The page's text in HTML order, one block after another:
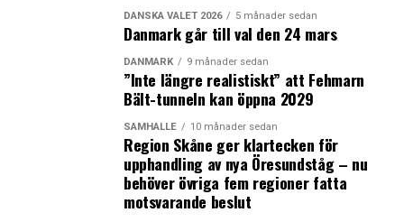
DANSKA VALET 2026 5 månader sedan
Danmark går till val den 24 mars
DANMARK 9 månader sedan
”Inte längre realistiskt” att Fehmarn
Bält-tunneln kan öppna 2029
SAMHÄLLE 10 månader sedan
Region Skåne ger klartecken för
upphandling av nya Öresundståg – nu
behöver övriga fem regioner fatta
motsvarande beslut